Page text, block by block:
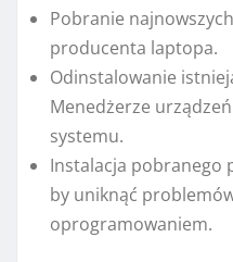
Pobranie
producenta laptopa.
Odinstalowanie
Menedżerze
systemu.
Instalacja pobranego
by uniknąć
oprogramowaniem.